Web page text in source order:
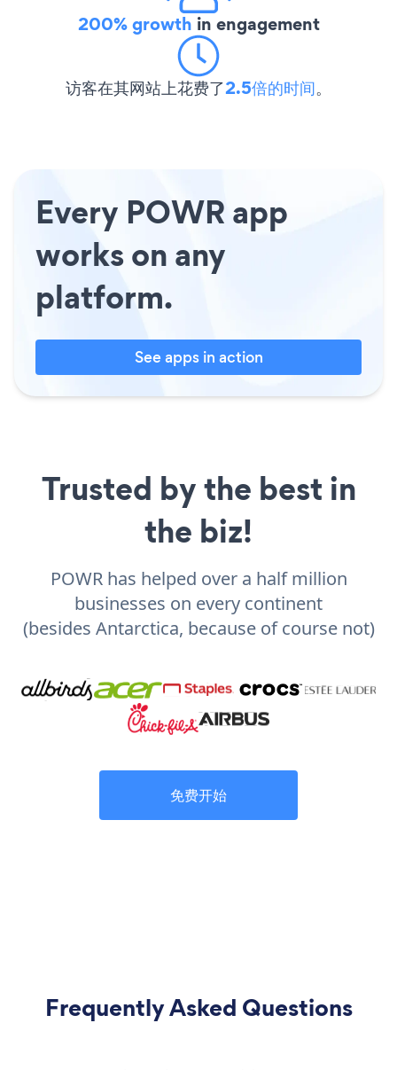
200% growth in engagement
访客在其网站上花费了2.5倍的时间。
Every POWR app
works on any
platform.
See apps in action
Trusted by the best in
the biz!
POWR has helped over a half million
businesses on every continent
(besides Antarctica, because of course not)
免费开始
Frequently Asked Questions